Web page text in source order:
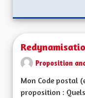
Proposition
Mon Code postal
proposition :